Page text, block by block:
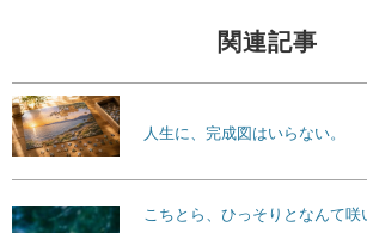
関連記事
人生に、完成図はいらない。
こちとら、ひっそりとなんて